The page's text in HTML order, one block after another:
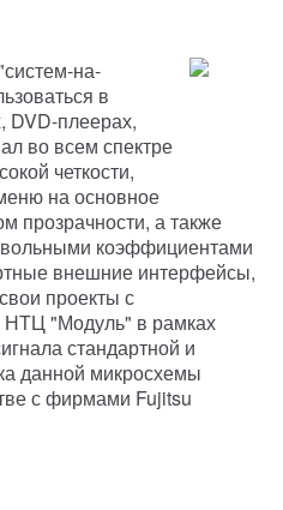
на-
в
DVD-плеерах,
во всем спектре
четкости,
на основное
прозрачности, а также
коэффициентами
внешние интерфейсы,
проекты с
НТЦ "Модуль" в рамках
стандартной и
данной микросхемы
с фирмами Fujitsu